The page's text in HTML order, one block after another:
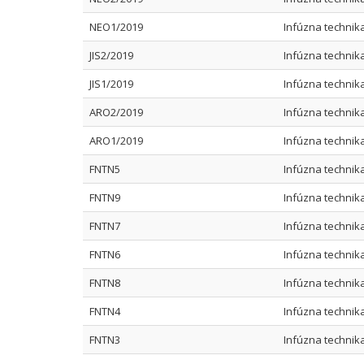
NEO1/2019
Infúzna
JIS2/2019
Infúzna
JIS1/2019
Infúzna
ARO2/2019
Infúzna
ARO1/2019
Infúzna
FNTN5
Infúzna
FNTN9
Infúzna
FNTN7
Infúzna
FNTN6
Infúzna
FNTN8
Infúzna
FNTN4
Infúzna
FNTN3
Infúzna